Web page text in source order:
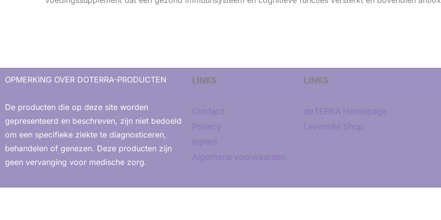
OPMERKING OVER DOTERRA-PRODUCTEN
De producten die op deze site worden
gepresenteerd en beschreven, zijn niet bedoeld
om een ​​specifieke ziekte te diagnosticeren,
behandelen of genezen. Deze producten zijn
geen vervanging voor medische zorg.
LINKS
Contact
Privacy
Inprint
Algemene voorwaarden
LINKS
doTERRA Homepage
Levenolie Shop